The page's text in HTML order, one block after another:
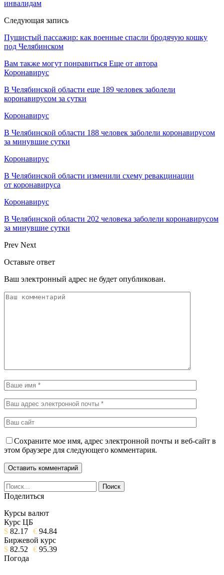
инвалидам
Следующая запись
Пушистый пассажир: как военные спасли бродячую кошку
под Челябинском
Вам также могут понравиться Еще от автора
Коронавирус
В Челябинской области еще 189 человек заболели
коронавирусом за сутки
Коронавирус
В Челябинской области 188 человек заболели коронавирусом
за минувшие сутки
Коронавирус
В Челябинской области изменили схему ревакцинации
от коронавируса
Коронавирус
В Челябинской области 202 человека заболели коронавирусом
за минувшие сутки
Prev Next
Оставьте ответ
Ваш электронный адрес не будет опубликован.
Сохраните мое имя, адрес электронной почты и веб-сайт в
этом браузере для следующего комментария.
Поделиться
Курсы валют
Курс ЦБ
$ 82.17 € 94.84
Биржевой курс
$ 82.52 € 95.39
Погода